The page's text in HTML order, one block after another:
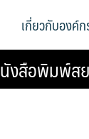
เกี่ยวกับองค์
งสือพิมพ์ส